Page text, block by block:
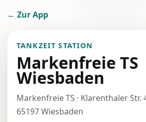
← Zur App
TANKZEIT STATION
Markenfreie TS
Wiesbaden
Markenfreie TS · Klarenthaler Str.
65197 Wiesbaden